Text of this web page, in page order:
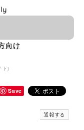
向け
ト)
Save
通報する